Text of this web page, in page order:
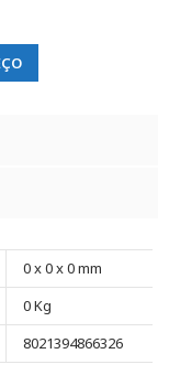
0 x 0 x 0 mm
0 Kg
8021394866326